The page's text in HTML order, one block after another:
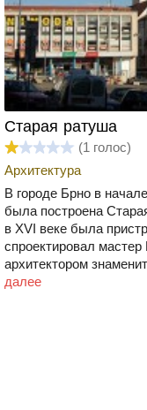
Старая ратуша
(1 голос)
Архитектура
В городе Брно в
была построена
в XVI веке была
спроектировал
архитектором
далее